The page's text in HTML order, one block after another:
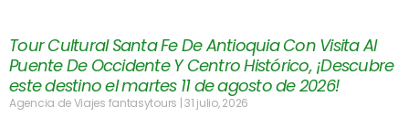
Tour Cultural Santa Fe De Antioquia Con Visita Al
Puente De Occidente Y Centro Histórico, ¡Descubre
este destino el martes 11 de agosto de 2026!
Agencia de Viajes fantasytours 31 julio, 2026